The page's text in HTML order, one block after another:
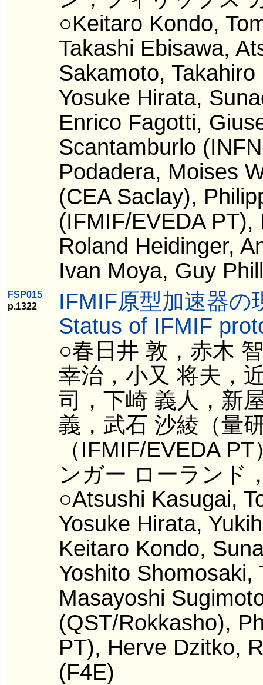
○Keitaro Kondo,
Takashi Ebisawa,
Sakamoto,
Yosuke Hirata,
Enrico Fagotti,
Scantamburlo
Podadera, Moises
(CEA Saclay),
(IFMIF/EVEDA
Roland Heidinger,
Ivan Moya, Guy
FSP015
p.1322
IFMIF原型加速器の
Status of IFMIF
○春日井 敦，赤木
幸治，小又 将夫，
司，下崎 義人，新
義，武石 沙綾（量
（IFMIF/EVEDA
ンガー ローランド
○Atsushi Kasugai,
Yosuke Hirata,
Keitaro Kondo,
Yoshito
Masayoshi
(QST/Rokkasho),
PT), Herve Dzitko,
(F4E)